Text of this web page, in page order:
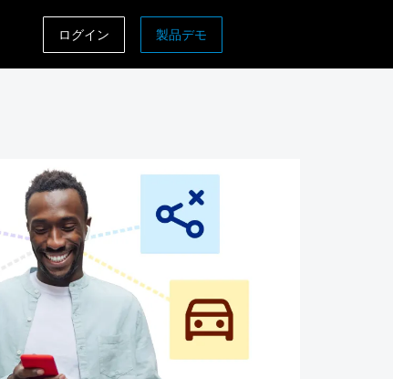
India (English)
日本（日本語)
Singapore (English)
ログイン 製品デモ